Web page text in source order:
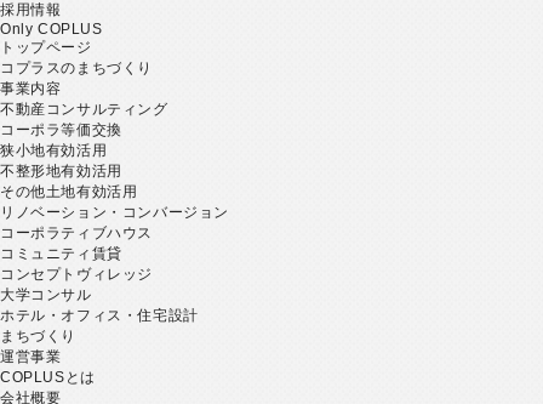
採用情報
Only COPLUS
トップページ
コプラスのまちづくり
事業内容
不動産コンサルティング
コーポラ等価交換
狭小地有効活用
不整形地有効活用
その他土地有効活用
リノベーション・コンバージョン
コーポラティブハウス
コミュニティ賃貸
コンセプトヴィレッジ
大学コンサル
ホテル・オフィス・住宅設計
まちづくり
運営事業
COPLUSとは
会社概要